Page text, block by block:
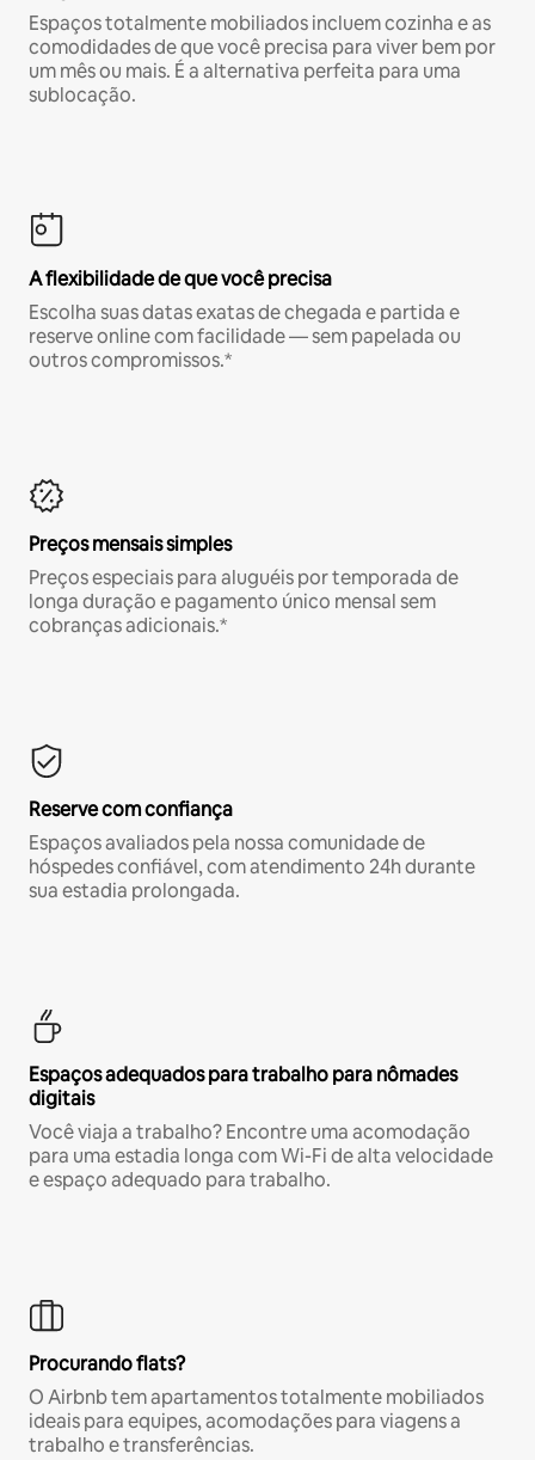
Espaços totalmente mobiliados incluem cozinha e as
comodidades de que você precisa para viver bem por
um mês ou mais. É a alternativa perfeita para uma
sublocação.
A flexibilidade de que você precisa
Escolha suas datas exatas de chegada e partida e
reserve online com facilidade — sem papelada ou
outros compromissos.*
Preços mensais simples
Preços especiais para aluguéis por temporada de
longa duração e pagamento único mensal sem
cobranças adicionais.*
Reserve com confiança
Espaços avaliados pela nossa comunidade de
hóspedes confiável, com atendimento 24h durante
sua estadia prolongada.
Espaços adequados para trabalho para nômades
digitais
Você viaja a trabalho? Encontre uma acomodação
para uma estadia longa com Wi-Fi de alta velocidade
e espaço adequado para trabalho.
Procurando flats?
O Airbnb tem apartamentos totalmente mobiliados
ideais para equipes, acomodações para viagens a
trabalho e transferências.